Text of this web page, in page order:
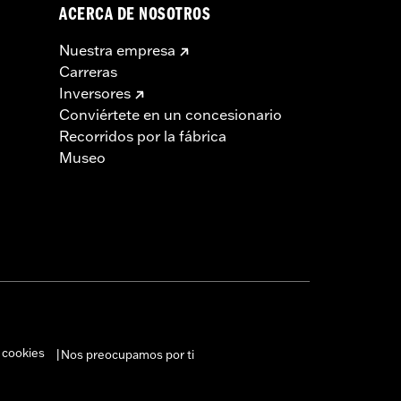
ACERCA DE NOSOTROS
Nuestra empresa
Carreras
Inversores
Conviértete en un concesionario
Recorridos por la fábrica
Museo
Nos preocupamos por ti